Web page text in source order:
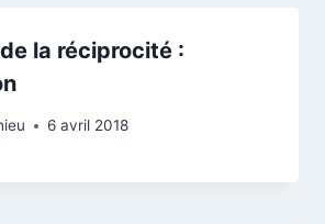
la réciprocité :
6 avril 2018